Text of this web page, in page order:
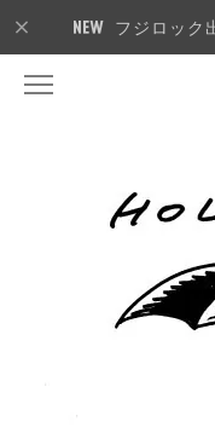
フジロック